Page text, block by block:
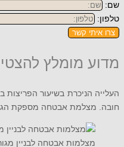
שם:
טלפון:
צרו איתי קשר
מדוע מומלץ
העלייה הניכרת בשיעור
חובה. מצלמת אבטחה מספקת
מצלמות אבטחה לבניין